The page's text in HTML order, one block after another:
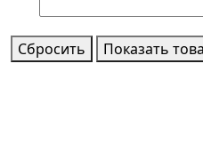
Сбросить Показать